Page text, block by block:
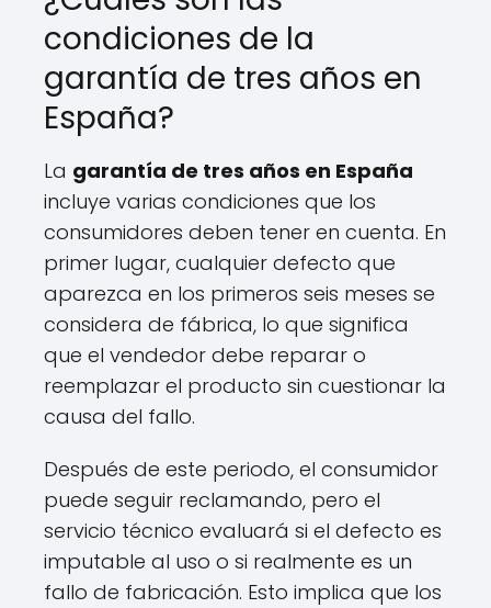
condiciones de la
garantía de tres años en
España?
La garantía de tres años en España
incluye varias condiciones que los
consumidores deben tener en cuenta. En
primer lugar, cualquier defecto que
aparezca en los primeros seis meses se
considera de fábrica, lo que significa
que el vendedor debe reparar o
reemplazar el producto sin cuestionar la
causa del fallo.
Después de este periodo, el consumidor
puede seguir reclamando, pero el
servicio técnico evaluará si el defecto es
imputable al uso o si realmente es un
fallo de fabricación. Esto implica que los